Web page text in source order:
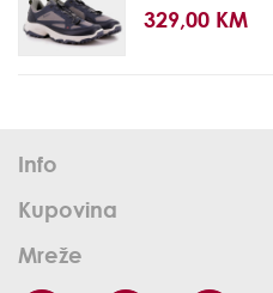
329,00 KM
Info
Kupovina
Mreže